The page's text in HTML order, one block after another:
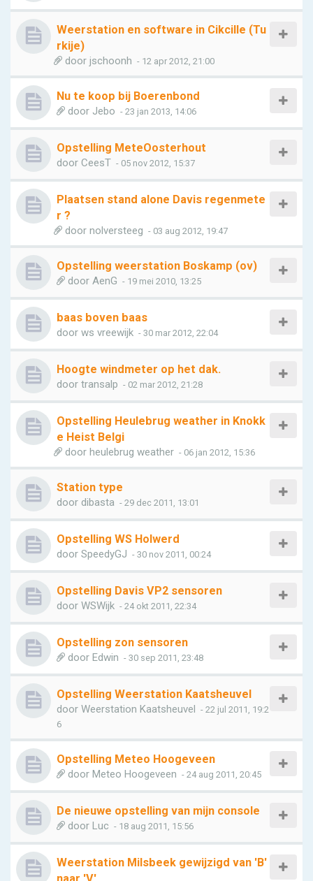
Weerstation en software in Cikcille (Tu
rkije)
door jschoonh - 12 apr 2012, 21:00
Nu te koop bij Boerenbond
door Jebo - 23 jan 2013, 14:06
Opstelling MeteOosterhout
door CeesT - 05 nov 2012, 15:37
Plaatsen stand alone Davis regenmete
r ?
door nolversteeg - 03 aug 2012, 19:47
Opstelling weerstation Boskamp (ov)
door AenG - 19 mei 2010, 13:25
baas boven baas
door ws vreewijk - 30 mar 2012, 22:04
Hoogte windmeter op het dak.
door transalp - 02 mar 2012, 21:28
Opstelling Heulebrug weather in Knokk
e Heist Belgi
door heulebrug weather - 06 jan 2012, 15:36
Station type
door dibasta - 29 dec 2011, 13:01
Opstelling WS Holwerd
door SpeedyGJ - 30 nov 2011, 00:24
Opstelling Davis VP2 sensoren
door WSWijk - 24 okt 2011, 22:34
Opstelling zon sensoren
door Edwin - 30 sep 2011, 23:48
Opstelling Weerstation Kaatsheuvel
door Weerstation Kaatsheuvel - 22 jul 2011, 19:2
6
Opstelling Meteo Hoogeveen
door Meteo Hoogeveen - 24 aug 2011, 20:45
De nieuwe opstelling van mijn console
door Luc - 18 aug 2011, 15:56
Weerstation Milsbeek gewijzigd van 'B'